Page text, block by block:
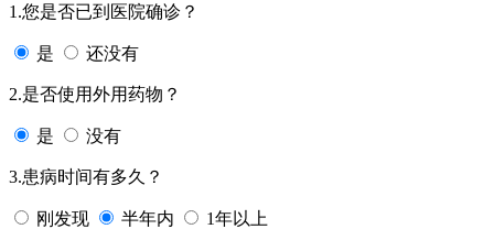
1.您是否已到医院确诊？
是 还没有
2.是否使用外用药物？
是 没有
3.患病时间有多久？
刚发现 半年内 1年以上